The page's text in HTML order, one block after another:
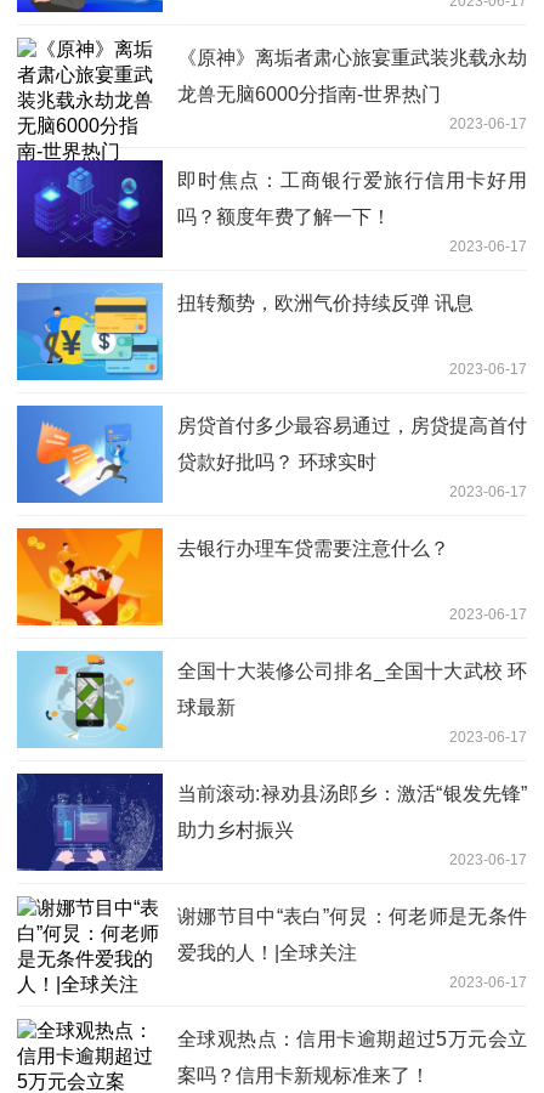
《原神》离垢者肃心旅宴重武装兆载永劫
龙兽无脑6000分指南-世界热门
2023-06-17
即时焦点：工商银行爱旅行信用卡好用
吗？额度年费了解一下！
2023-06-17
扭转颓势，欧洲气价持续反弹 讯息
2023-06-17
房贷首付多少最容易通过，房贷提高首付
贷款好批吗？ 环球实时
2023-06-17
去银行办理车贷需要注意什么？
2023-06-17
全国十大装修公司排名_全国十大武校 环
球最新
2023-06-17
当前滚动:禄劝县汤郎乡：激活“银发先锋”
助力乡村振兴
2023-06-17
谢娜节目中“表白”何炅：何老师是无条件
爱我的人！|全球关注
2023-06-17
全球观热点：信用卡逾期超过5万元会立
案吗？信用卡新规标准来了！